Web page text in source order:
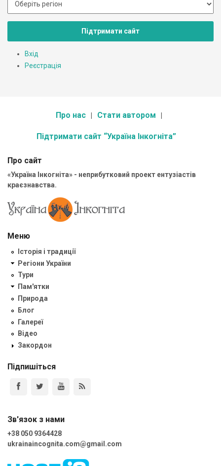
Підтримати сайт
Вхід
Реєстрація
Про нас Стати автором
Підтримати сайт “Україна Інкогніта”
Про сайт
«Україна Інкогніта» - неприбутковий проект ентузіастів
краєзнавства.
Меню
Історія і традиції
Регіони України
Тури
Пам'ятки
Природа
Блог
Галереї
Відео
Закордон
Підпишіться
Зв'язок з нами
+38 050 9364428
ukrainaincognita.com@gmail.com